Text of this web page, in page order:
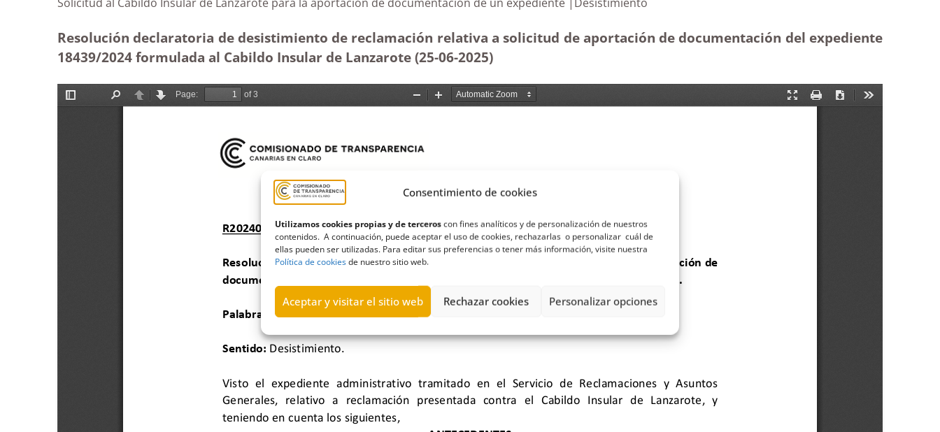
Consentimiento de cookies
Utilizamos cookies propias y de terceroscon fines analíticos y de personalización de nuestros
contenidos. A continuación, puede aceptar el uso de cookies, rechazarlas o personalizar cuál de
ellas pueden ser utilizadas. Para editar sus preferencias o tener más información, visite nuestra
Política de cookiesde nuestro sitio web.
Aceptar y visitar el sitio web Rechazar cookies Personalizar opciones
Resolución declaratoria de desistimiento de reclamación relativa a solicitud de aportación de documentación del expediente
18439/2024 formulada al Cabildo Insular de Lanzarote (25-06-2025)